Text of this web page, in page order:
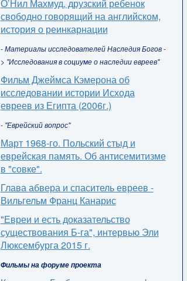
О’Нил Махмуд, друзский ребенок
свободно говорящий на английском,
история о реинкарнации
- Материалы исследователей Наследия Богов -
> "Исследования в социуме о наследии евреев"
Фильм Джеймса Кэмерона об
исследовании истории Исхода
евреев из Египта (2006г.)
- "Еврейский вопрос"
Март 1968-го. Польский стыд и
еврейская память. Об антисемитизме
в "совке".
Глава абвера и спаситель евреев -
Вильгельм Франц Канарис
"Евреи и есть доказательство
существования Б-га", интервью Эли
Люксембурга 2015 г.
Фильмы на форуме проекта